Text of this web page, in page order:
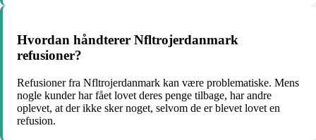
Hvordan håndterer Nfltrojerdanmark
refusioner?
Refusioner fra Nfltrojerdanmark kan være problematiske. Mens
nogle kunder har fået lovet deres penge tilbage, har andre
oplevet, at der ikke sker noget, selvom de er blevet lovet en
refusion.